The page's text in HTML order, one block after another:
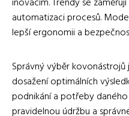
automatizaci procesů.
lepší ergonomii a
Správný výběr
dosažení optimálních
podnikání a potřeby
pravidelnou údržbu a